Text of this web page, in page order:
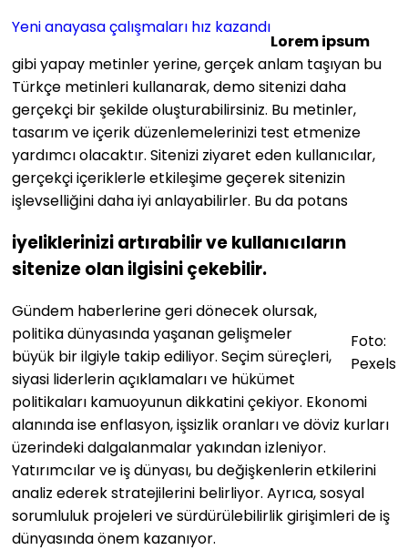
Yeni anayasa çalışmaları hız kazandı
Lorem ipsum
gibi yapay metinler yerine, gerçek anlam taşıyan bu
Türkçe metinleri kullanarak, demo sitenizi daha
gerçekçi bir şekilde oluşturabilirsiniz. Bu metinler,
tasarım ve içerik düzenlemelerinizi test etmenize
yardımcı olacaktır. Sitenizi ziyaret eden kullanıcılar,
gerçekçi içeriklerle etkileşime geçerek sitenizin
işlevselliğini daha iyi anlayabilirler. Bu da potans
iyeliklerinizi artırabilir ve kullanıcıların
sitenize olan ilgisini çekebilir.
Foto:
Pexels
Gündem haberlerine geri dönecek olursak,
politika dünyasında yaşanan gelişmeler
büyük bir ilgiyle takip ediliyor. Seçim süreçleri,
siyasi liderlerin açıklamaları ve hükümet
politikaları kamuoyunun dikkatini çekiyor. Ekonomi
alanında ise enflasyon, işsizlik oranları ve döviz kurları
üzerindeki dalgalanmalar yakından izleniyor.
Yatırımcılar ve iş dünyası, bu değişkenlerin etkilerini
analiz ederek stratejilerini belirliyor. Ayrıca, sosyal
sorumluluk projeleri ve sürdürülebilirlik girişimleri de iş
dünyasında önem kazanıyor.